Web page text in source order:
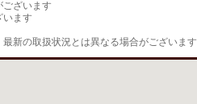
ざいます
います
新の取扱状況とは異なる場合がございます